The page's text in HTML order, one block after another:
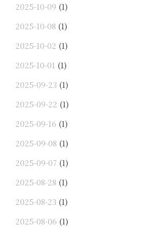
2025-10-09 (1)
2025-10-08 (1)
2025-10-02 (1)
2025-10-01 (1)
2025-09-23 (1)
2025-09-22 (1)
2025-09-16 (1)
2025-09-08 (1)
2025-09-07 (1)
2025-08-28 (1)
2025-08-23 (1)
2025-08-06 (1)